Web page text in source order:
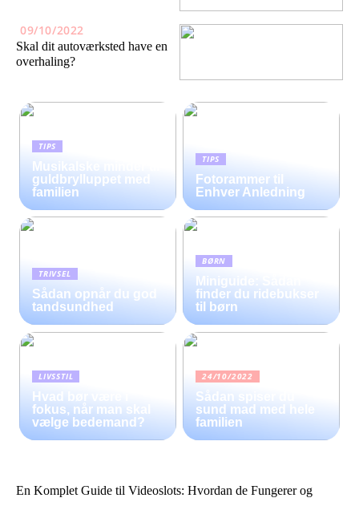
09/10/2022
Skal dit autoværksted have en
overhaling?
TIPS
Musikalske minder til
guldbrylluppet med
familien
TIPS
Fotorammer til
Enhver Anledning
TRIVSEL
Sådan opnår du god
tandsundhed
BØRN
Miniguide: Sådan
finder du ridebukser
til børn
LIVSSTIL
Hvad bør være i
fokus, når man skal
vælge bedemand?
24/10/2022
Sådan spiser du
sund mad med hele
familien
En Komplet Guide til Videoslots: Hvordan de Fungerer og